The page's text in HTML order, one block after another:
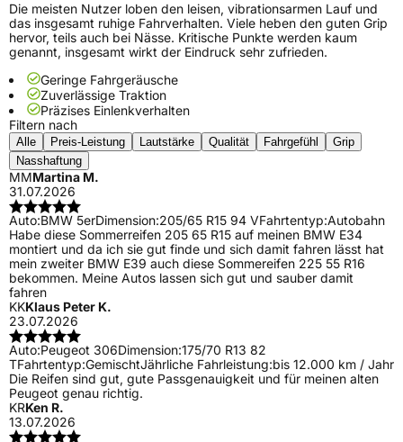
Die meisten Nutzer loben den leisen, vibrationsarmen Lauf und
das insgesamt ruhige Fahrverhalten. Viele heben den guten Grip
hervor, teils auch bei Nässe. Kritische Punkte werden kaum
genannt, insgesamt wirkt der Eindruck sehr zufrieden.
Geringe Fahrgeräusche
Zuverlässige Traktion
Präzises Einlenkverhalten
Filtern nach
Alle Preis-Leistung Lautstärke Qualität Fahrgefühl
Grip
Nasshaftung
MMMartina M.
31.07.2026
Auto:BMW 5erDimension:205/65 R15 94 VFahrtentyp:Autobahn
Habe diese Sommerreifen 205 65 R15 auf meinen BMW E34
montiert und da ich sie gut finde und sich damit fahren lässt hat
mein zweiter BMW E39 auch diese Sommereifen 225 55 R16
bekommen. Meine Autos lassen sich gut und sauber damit
fahren
KKKlaus Peter K.
23.07.2026
Auto:Peugeot 306Dimension:175/70 R13 82
TFahrtentyp:GemischtJährliche Fahrleistung:bis 12.000 km / Jahr
Die Reifen sind gut, gute Passgenauigkeit und für meinen alten
Peugeot genau richtig.
KRKen R.
13.07.2026